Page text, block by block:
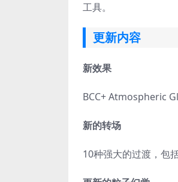
工具。
更新内容
新效果
BCC+ Atmospheric
新的转场
10种强大的过渡，包